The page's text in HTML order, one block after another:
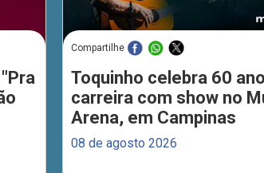
Compartilhe
Toquinho celebra 60
carreira com show no
Arena, em Campinas
08 de agosto 2026